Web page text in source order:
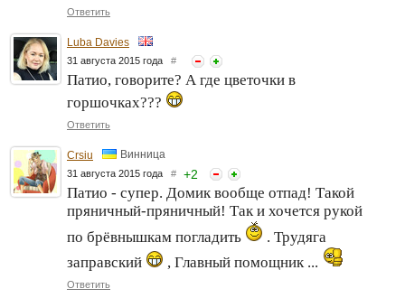
Ответить
Luba Davies
31 августа 2015 года #
Патио, говорите? А где цветочки в
горшочках???
Ответить
Crsiu Винница
31 августа 2015 года # +2
Патио - супер. Домик вообще отпад! Такой
пряничный-пряничный! Так и хочется рукой
по брёвнышкам погладить
. Трудяга
заправский
, Главный помощник ...
Ответить